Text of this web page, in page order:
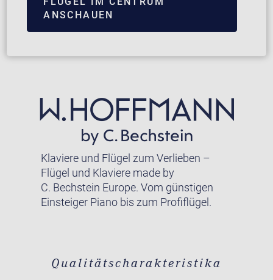
ANSCHAUEN
Klaviere und Flügel zum Verlieben –
Flügel und Klaviere made by
C. Bechstein Europe. Vom günstigen
Einsteiger Piano bis zum Profiflügel.
Qualitätscharakteristika